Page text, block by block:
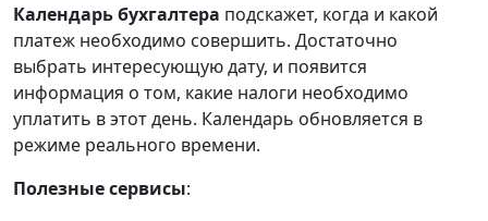
Календарьбухгалтера подскажет, когда и какой
платеж необходимо совершить. Достаточно
выбрать интересующую дату, и появится
информация о том, какие налоги необходимо
уплатить в этот день. Календарь обновляется в
режиме реального времени.
Полезные сервисы: